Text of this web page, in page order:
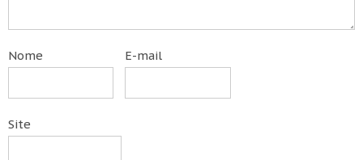
Nome E-mail
Site